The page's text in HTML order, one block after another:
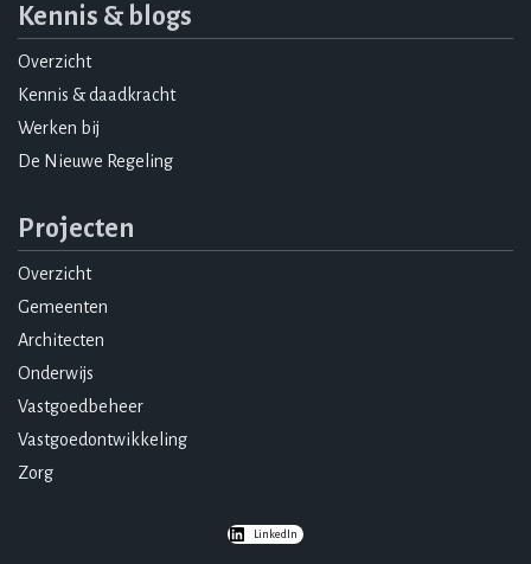
Kennis & blogs
Overzicht
Kennis & daadkracht
Werken bij
De Nieuwe Regeling
Projecten
Overzicht
Gemeenten
Architecten
Onderwijs
Vastgoedbeheer
Vastgoedontwikkeling
Zorg
LinkedIn